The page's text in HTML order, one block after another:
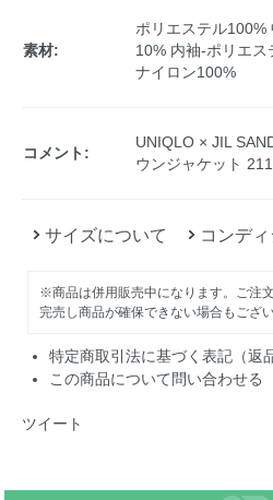
素材:
ポリエステル100%
10% 内袖-ポリエ
ナイロン100%
コメント:
UNIQLO × JIL
ウンジャケット
サイズについて コンデ
※商品は併用販売中になります。ご注
完売し商品が確保できない場合もござい
特定商取引法に基づく表記（返
この商品について問い合わせる
ツイート